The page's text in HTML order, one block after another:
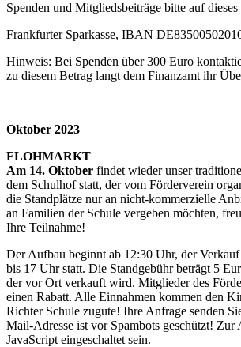
Spenden und Mitgliedsbeiträge bitte auf
Frankfurter Sparkasse, IBAN
Hinweis: Bei Spenden über 300 Euro
zu diesem Betrag langt dem Finanzamt ihr
Oktober 2023
FLOHMARKT
Am 14. Oktober findet wieder unser
dem Schulhof statt, der vom Förderverein
die Standplätze nur an nicht-kommerzielle
an Familien der Schule vergeben möchten,
Ihre Teilnahme!
Der Aufbau beginnt ab 12:30 Uhr, der
bis 17 Uhr statt. Die Standgebühr beträgt 5
der vor Ort verkauft wird. Mitglieder des
einen Rabatt. Alle Einnahmen kommen den
Richter Schule zugute! Ihre Anfrage senden
Mail-Adresse ist vor Spambots geschützt! Zur
JavaScript eingeschaltet sein.